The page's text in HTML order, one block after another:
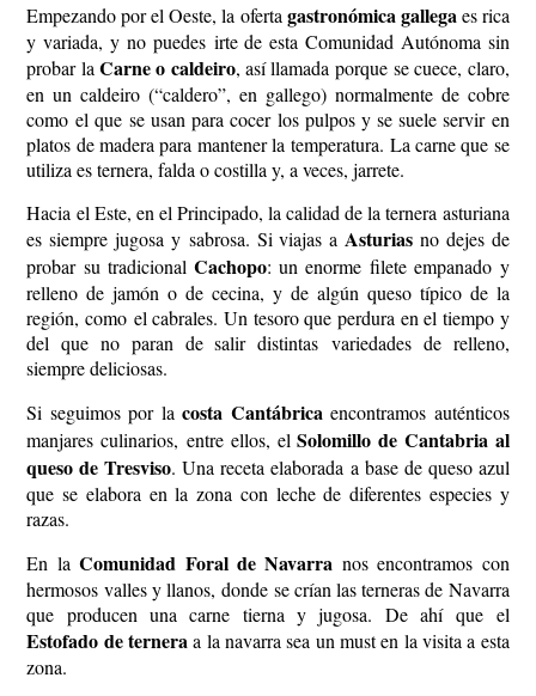
Empezando por el Oeste, la oferta gastronómica gallega es rica
y variada, y no puedes irte de esta Comunidad Autónoma sin
probar laCarne o caldeiro, así llamada porque se cuece, claro,
en un caldeiro (“caldero”, en gallego) normalmente de cobre
como el que se usan para cocer los pulpos y se suele servir en
platos de madera para mantener la temperatura. La carne que se
utiliza es ternera, falda o costilla y, a veces, jarrete.
Hacia el Este, en el Principado, la calidad de la ternera asturiana
es siempre jugosa y sabrosa. Si viajas a Asturias no dejes de
probar su tradicional Cachopo: un enorme filete empanado y
relleno de jamón o de cecina, y de algún queso típico de la
región, como el cabrales. Un tesoro que perdura en el tiempo y
del que no paran de salir distintas variedades de relleno,
siempre deliciosas.
Si seguimos por lacosta Cantábrica encontramos auténticos
manjares culinarios, entre ellos, elSolomillo de Cantabria al
queso de Tresviso. Una receta elaborada a base de queso azul
que se elabora en la zona con leche de diferentes especies y
razas.
En laComunidad Foral de Navarra nos encontramos con
hermosos valles y llanos, donde se crían las terneras de Navarra
que producen una carne tierna y jugosa. De ahí que el
Estofado de terneraa la navarra sea un must en la visita a esta
zona.